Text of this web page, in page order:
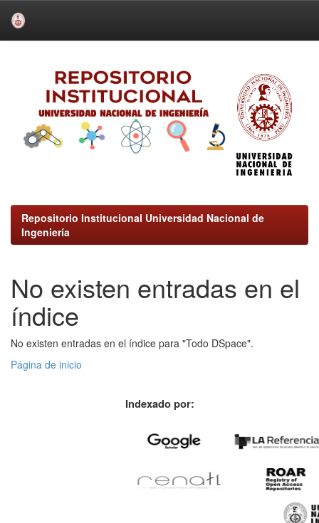
Repositorio Institucional Universidad Nacional de
Ingeniería
No existen entradas en el
índice
No existen entradas en el índice para "Todo DSpace".
Página de inicio
Indexado por: